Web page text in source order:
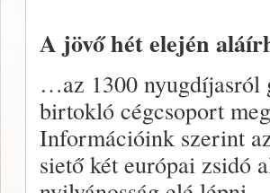
A jövő hét elején
…az 1300 nyugdíjasról
birtokló cégcsoport
Információink szerint
siető két európai zsidó